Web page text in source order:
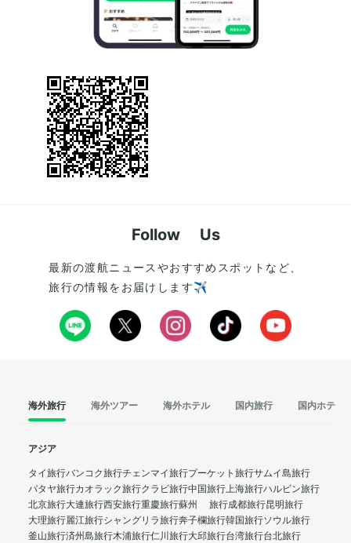
Follow Us
最新の渡航ニュースやおすすめスポットなど、
旅行の情報をお届けします✈️
海外旅行 海外ツアー 海外ホテル 国内旅行 国内ホテル
アジア
タイ旅行バンコク旅行チェンマイ旅行プーケット旅行サムイ島旅行
パタヤ旅行カオラック旅行クラビ旅行中国旅行上海旅行ハルビン旅行
北京旅行大連旅行西安旅行重慶旅行蘇州 旅行成都旅行昆明旅行
大理旅行麗江旅行シャングリラ旅行奔子欄旅行韓国旅行ソウル旅行
釜山旅行済州島旅行木浦旅行仁川旅行大邱旅行台湾旅行台北旅行